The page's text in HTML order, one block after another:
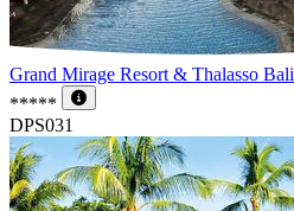
Grand Mirage Resort & Thalasso Bali
*****
DPS031